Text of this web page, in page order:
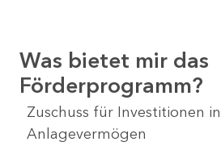
Was bietet mir das
Förderprogramm?
Zuschuss für Investitionen
Anlagevermögen